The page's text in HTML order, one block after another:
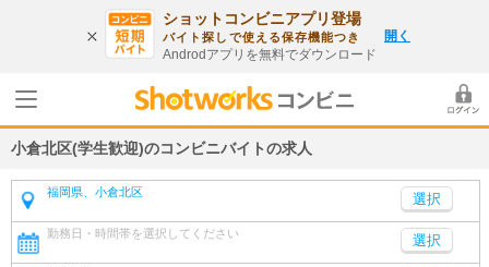
ショットコンビニアプリ登場
バイト探しで使える保存機能つき
Androdアプリを無料でダウンロード
開く
小倉北区(学生歓迎)のコンビニバイトの求人
福岡県、小倉北区
勤務日・時間帯を選択してください 選択